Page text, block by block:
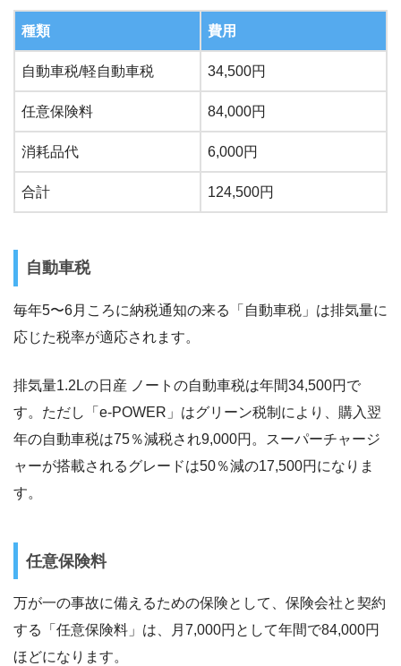
種類 費用
自動車税/軽自動車税 34,500円
任意保険料 84,000円
消耗品代 6,000円
合計 124,500円
自動車税
毎年5〜6月ころに納税通知の来る「自動車税」は排気量に
応じた税率が適応されます。
排気量1.2Lの日産 ノートの自動車税は年間34,500円で
す。ただし「e-POWER」はグリーン税制により、購入翌
年の自動車税は75％減税され9,000円。スーパーチャージ
ャーが搭載されるグレードは50％減の17,500円になりま
す。
任意保険料
万が一の事故に備えるための保険として、保険会社と契約
する「任意保険料」は、月7,000円として年間で84,000円
ほどになります。